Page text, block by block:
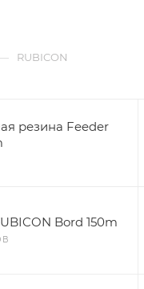
RUBICON
резина Feeder
Bord 150m